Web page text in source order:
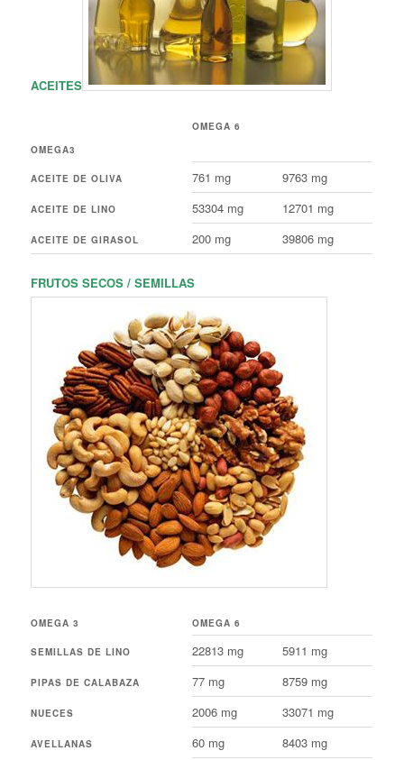
ACEITES
OMEGA3
OMEGA 6
ACEITE DE OLIVA 761 mg 9763 mg
ACEITE DE LINO 53304 mg 12701 mg
ACEITE DE GIRASOL 200 mg 39806 mg
FRUTOS SECOS / SEMILLAS
OMEGA 3 OMEGA 6
SEMILLAS DE LINO 22813 mg 5911 mg
PIPAS DE CALABAZA 77 mg 8759 mg
NUECES 2006 mg 33071 mg
AVELLANAS 60 mg 8403 mg